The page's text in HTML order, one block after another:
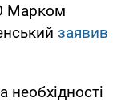
Марком
заявив
необхідності